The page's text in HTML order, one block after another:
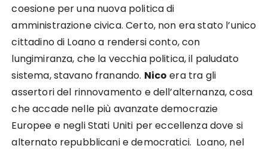
coesione per una nuova politica di
amministrazione civica. Certo, non era stato l’unico
cittadino di Loano a rendersi conto, con
lungimiranza, che la vecchia politica, il paludato
sistema, stavano franando. Nico era tra gli
assertori del rinnovamento e dell’alternanza, cosa
che accade nelle più avanzate democrazie
Europee e negli Stati Uniti per eccellenza dove si
alternato repubblicani e democratici. Loano, nel